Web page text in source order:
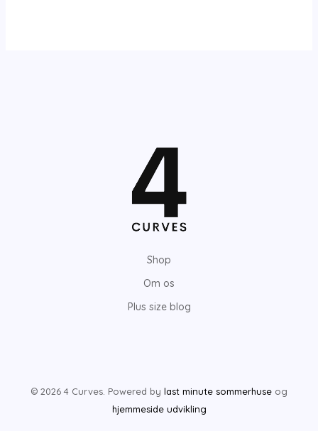
Shop
Om os
Plus size blog
© 2026 4 Curves. Powered by last minute sommerhuse og
hjemmeside udvikling